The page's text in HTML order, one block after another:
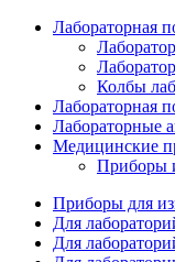
Лабораторная
Колбы
Лабораторная
Лабораторные
Медицинские
Приборы
Приборы для
Для
Для